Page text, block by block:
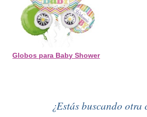
Globos para Baby Shower
¿Estás buscando otra